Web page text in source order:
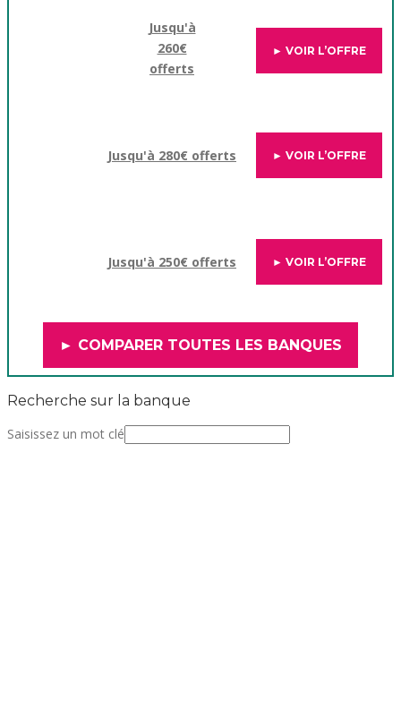
Jusqu'à
260€
offerts
► VOIR L’OFFRE
Jusqu'à 280€ offerts ► VOIR L’OFFRE
Jusqu'à 250€ offerts ► VOIR L’OFFRE
► COMPARER TOUTES LES BANQUES
Recherche sur la banque
Saisissez un mot clé